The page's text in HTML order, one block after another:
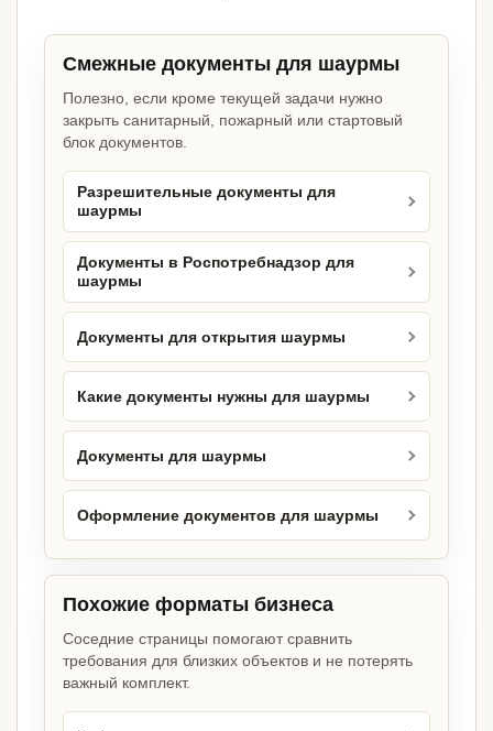
Смежные документы для шаурмы
Полезно, если кроме текущей задачи нужно
закрыть санитарный, пожарный или стартовый
блок документов.
Разрешительные документы для
шаурмы
Документы в Роспотребнадзор для
шаурмы
Документы для открытия шаурмы
Какие документы нужны для шаурмы
Документы для шаурмы
Оформление документов для шаурмы
Похожие форматы бизнеса
Соседние страницы помогают сравнить
требования для близких объектов и не потерять
важный комплект.